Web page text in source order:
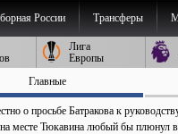
России Трансферы
Лига
Европы
Главные
о просьбе Батракова к
месте Тюкавина любый бы плюнул